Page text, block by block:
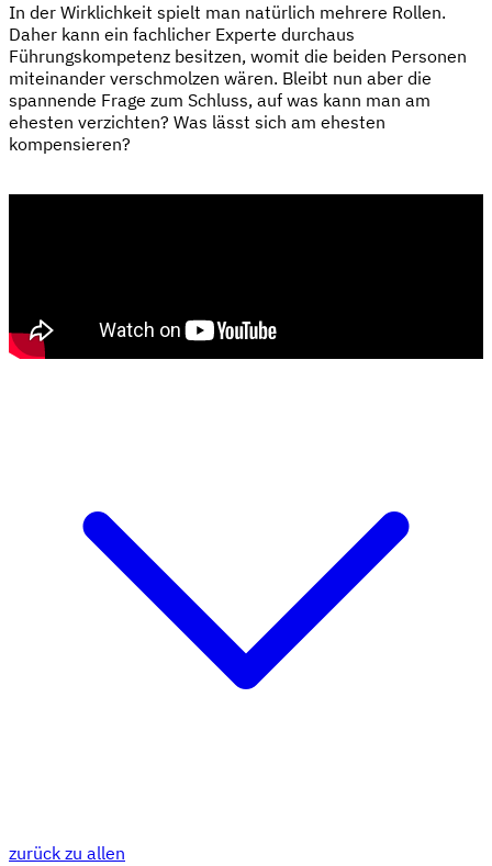
In der Wirklichkeit spielt man natürlich mehrere Rollen.
Daher kann ein fachlicher Experte durchaus
Führungskompetenz besitzen, womit die beiden Personen
miteinander verschmolzen wären. Bleibt nun aber die
spannende Frage zum Schluss, auf was kann man am
ehesten verzichten? Was lässt sich am ehesten
kompensieren?
zurück zu allen